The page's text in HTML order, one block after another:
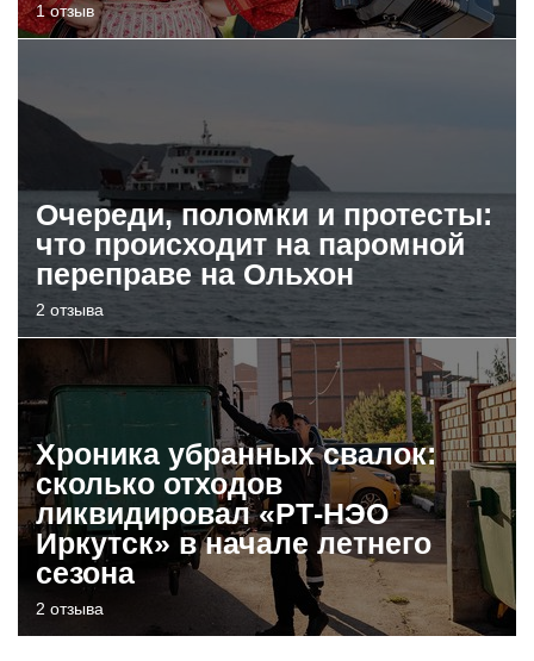
1 отзыв
Очереди, поломки и протесты:
что происходит на паромной
переправе на Ольхон
2 отзыва
Хроника убранных свалок:
сколько отходов
ликвидировал «РТ-НЭО
Иркутск» в начале летнего
сезона
2 отзыва